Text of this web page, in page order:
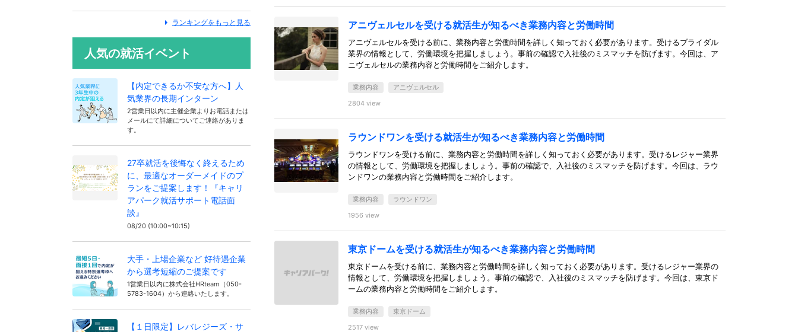
ランキングをもっと見る
人気の就活イベント
【内定できるか不安な方へ】人
気業界の長期インターン
2営業日以内に主催企業よりお電話または
メールにて詳細についてご連絡がありま
す。
27卒就活を後悔なく終えるため
に、最適なオーダーメイドのプ
ランをご提案します！『キャリ
アパーク就活サポート電話面
談』
08/20 (10:00~10:15)
大手・上場企業など 好待遇企業
から選考短縮のご提案です
1営業日以内に株式会社HRteam（050-
5783-1604）から連絡いたします。
【１日限定】レバレジーズ・サ
アニヴェルセルを受ける就活生が知るべき業務内容と労働時間
アニヴェルセルを受ける前に、業務内容と労働時間を詳しく知っておく必要があります。受けるブライダル
業界の情報として、労働環境を把握しましょう。事前の確認で入社後のミスマッチを防げます。今回は、ア
ニヴェルセルの業務内容と労働時間をご紹介します。
業務内容
アニヴェルセル
2804 view
ラウンドワンを受ける就活生が知るべき業務内容と労働時間
ラウンドワンを受ける前に、業務内容と労働時間を詳しく知っておく必要があります。受けるレジャー業界
の情報として、労働環境を把握しましょう。事前の確認で、入社後のミスマッチを防げます。今回は、ラウ
ンドワンの業務内容と労働時間をご紹介します。
業務内容
ラウンドワン
1956 view
東京ドームを受ける就活生が知るべき業務内容と労働時間
東京ドームを受ける前に、業務内容と労働時間を詳しく知っておく必要があります。受けるレジャー業界の
情報として、労働環境を把握しましょう。事前の確認で、入社後のミスマッチを防げます。今回は、東京ド
ームの業務内容と労働時間をご紹介します。
業務内容
東京ドーム
2517 view